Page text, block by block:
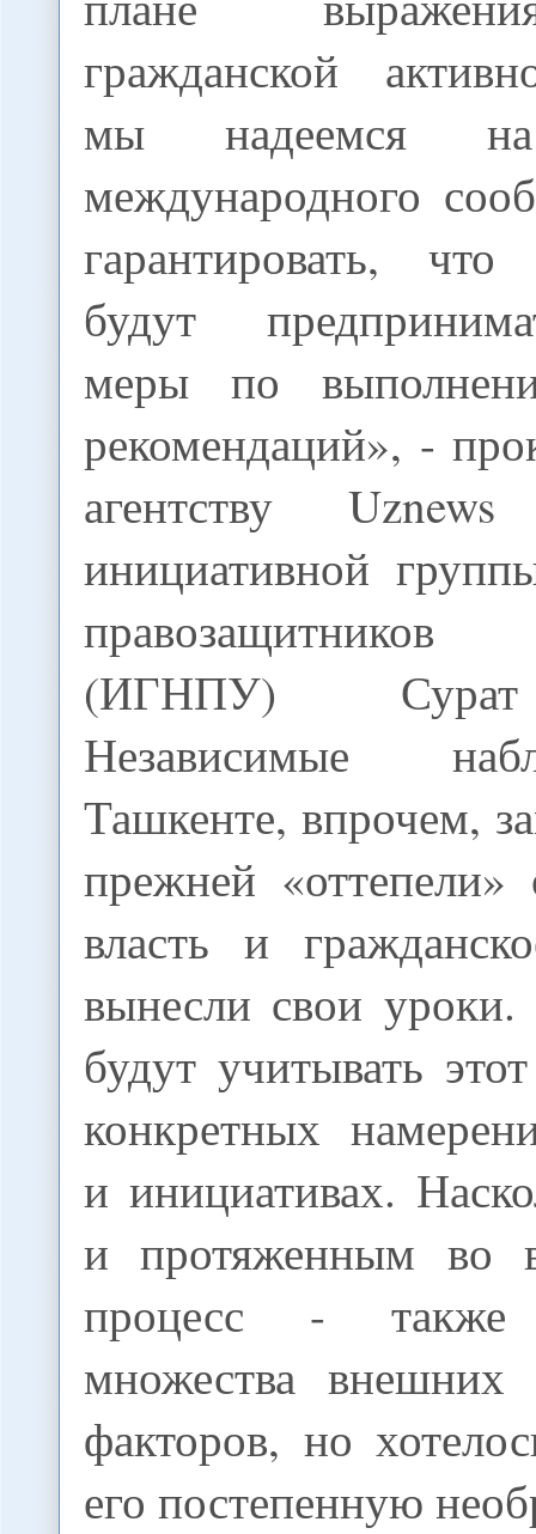
гражданской
мы надеемся на
международного
гарантировать,
будут
меры по
рекомендаций», -
агентству Uznews
инициативной
правозащитников
(ИГНПУ)
Независимые
Ташкенте, впрочем,
прежней
власть и
вынесли свои уроки.
будут учитывать
конкретных
и инициативах.
и протяженным во
процесс - также
множества внешних
факторов, но
его постепенную